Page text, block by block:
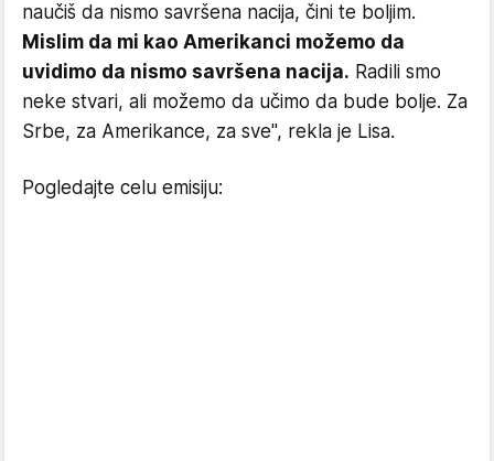
naučiš da nismo savršena nacija, čini te boljim.
Mislim da mi kao Amerikanci možemo da
uvidimo da nismo savršena nacija. Radili smo
neke stvari, ali možemo da učimo da bude bolje. Za
Srbe, za Amerikance, za sve", rekla je Lisa.
Pogledajte celu emisiju: